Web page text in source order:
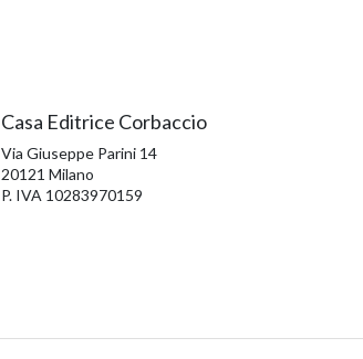
Casa Editrice Corbaccio
Via Giuseppe Parini 14
20121 Milano
P. IVA 10283970159